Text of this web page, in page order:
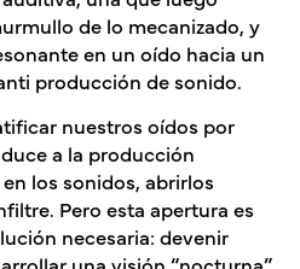
de lo mecanizado, y
en un oído hacia un
producción de sonido.
nuestros oídos por
a la producción
en los sonidos, abrirlos
Pero esta apertura es
necesaria: devenir
una visión “nocturna”